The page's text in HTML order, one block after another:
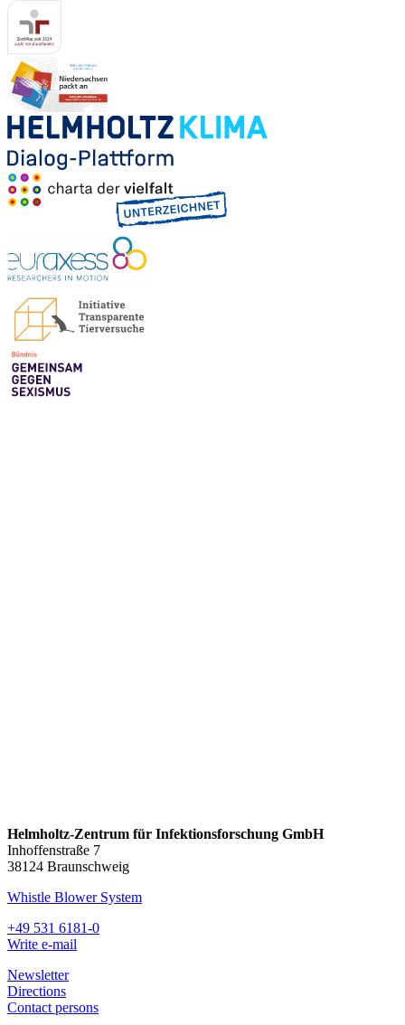
Helmholtz-Zentrum für Infektionsforschung GmbH
Inhoffenstraße 7
38124 Braunschweig
Whistle Blower System
+49 531 6181-0
Write e-mail
Newsletter
Directions
Contact persons